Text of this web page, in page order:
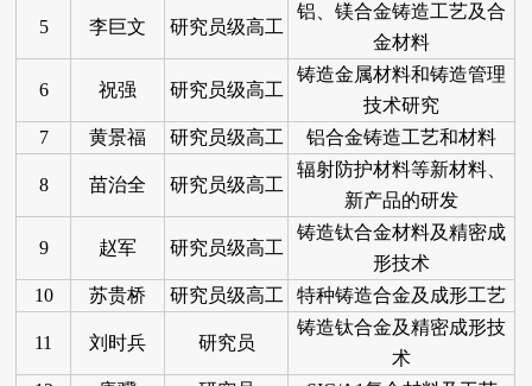
5 李巨文 研究员级高工
铝、镁合金铸造工艺及合
金材料
6 祝强 研究员级高工
铸造金属材料和铸造管理
技术研究
7
黄景福 研究员级高工 铝合金铸造工艺和材料
8 苗治全 研究员级高工
辐射防护材料等新材料、
新产品的研发
9 赵军 研究员级高工
铸造钛合金材料及精密成
形技术
10
苏贵桥 研究员级高工 特种铸造合金及成形工艺
11 刘时兵 研究员
铸造钛合金及精密成形技
术